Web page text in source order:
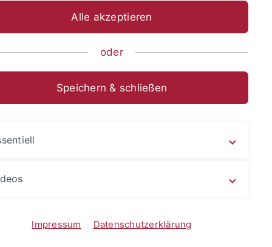
an der Universität Tübingen. Seit August 2024 ist sie
Kompetenzzentrum für Nachhaltige Entwicklung.
KNE bei der Organisation des
Alle akzeptieren
oder
Speichern & schließen
Impressum Datenschutzerklärung